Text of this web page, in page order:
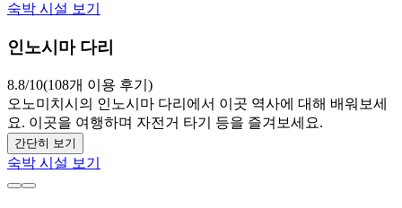
숙박 시설 보기
인노시마 다리
8.8/10(108개 이용 후기)
오노미치시의 인노시마 다리에서 이곳 역사에 대해 배워보세
요. 이곳을 여행하며 자전거 타기 등을 즐겨보세요.
간단히 보기
숙박 시설 보기